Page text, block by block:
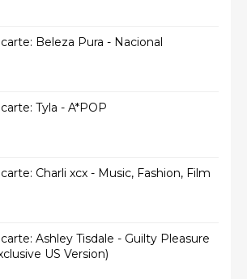
Beleza Pura - Nacional
Tyla - A*POP
Charli xcx - Music, Fashion, Film
Ashley Tisdale - Guilty Pleasure
US Version)